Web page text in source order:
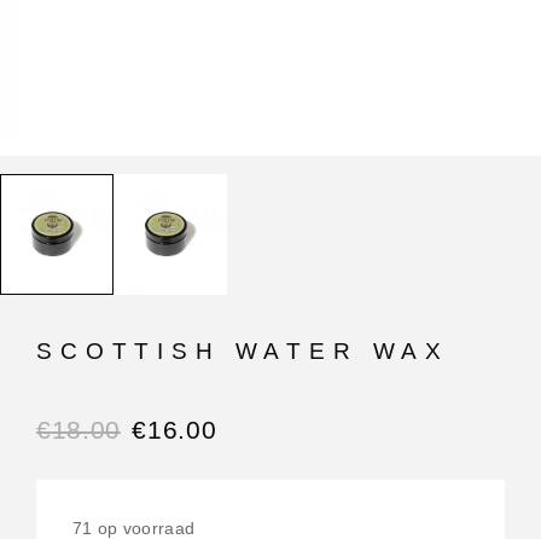
SCOTTISH WATER WAX
€18.00 €16.00
71 op voorraad